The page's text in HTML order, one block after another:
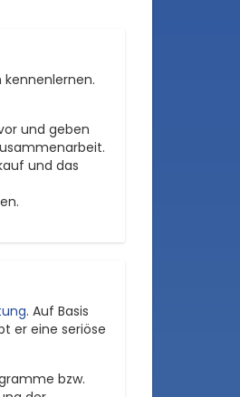
und geben
und das
. Auf Basis
er eine seriöse
bzw.